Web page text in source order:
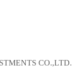
CO.,LTD.